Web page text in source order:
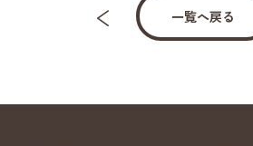
一覧へ戻る